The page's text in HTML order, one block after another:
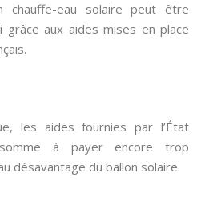
chauffe-eau solaire peut être
grâce aux aides mises en place
les aides fournies par l’État
à payer encore trop
désavantage du ballon solaire.